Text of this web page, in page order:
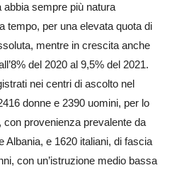
sempre più natura
tempo, per una elevata quota di
mentre in crescita anche
del 2020 al 9,5% del 2021.
nei centri di ascolto nel
donne e 2390 uomini, per lo
con provenienza prevalente da
Albania, e 1620 italiani, di fascia
con un’istruzione medio bassa